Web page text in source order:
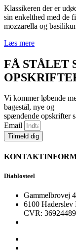
Klassikeren der er
sin enkelthed med de
mozzarella og
Læs mere
FÅ STÅLET
Vi kommer løbende
bagestål, nye og
spændende opskrifter
Email
Tilmeld dig
Diablosteel
Gammelbrovej 4
6100 Haderslev
CVR: 36924489